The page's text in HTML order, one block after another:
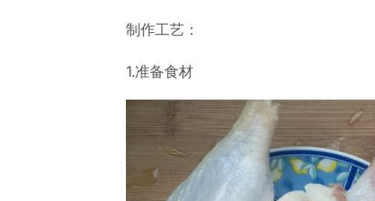
制作工艺：
1.准备食材